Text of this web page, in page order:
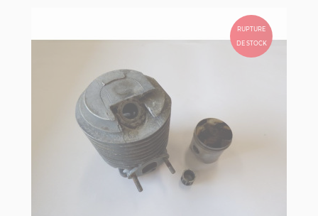
RUPTURE
DE STOCK